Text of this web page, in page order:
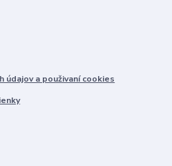
údajov a použivaní cookies